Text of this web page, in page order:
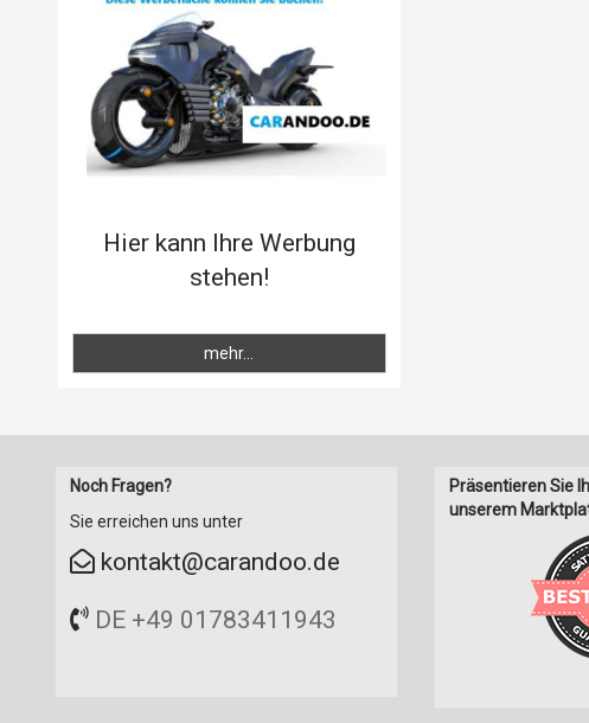
Hier kann Ihre Werbung
stehen!
mehr...
Noch Fragen?
Sie erreichen uns unter
kontakt@carandoo.de
DE +49 01783411943
Präsentieren Sie
unserem